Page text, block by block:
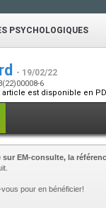
PSYCHOLOGIQUES
- 19/02/22
6
est disponible en
sur EM-consulte, la
pour en bénéficier!